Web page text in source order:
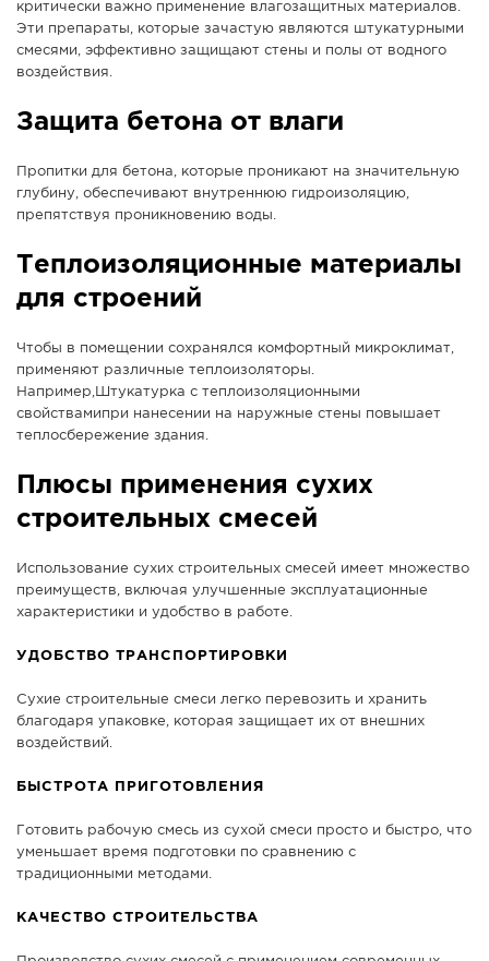
критически важно применение влагозащитных материалов.
Эти препараты, которые зачастую являются штукатурными
смесями, эффективно защищают стены и полы от водного
воздействия.
Защита бетона от влаги
Пропитки для бетона, которые проникают на значительную
глубину, обеспечивают внутреннюю гидроизоляцию,
препятствуя проникновению воды.
Теплоизоляционные материалы
для строений
Чтобы в помещении сохранялся комфортный микроклимат,
применяют различные теплоизоляторы.
Например,Штукатурка с теплоизоляционными
свойствамипри нанесении на наружные стены повышает
теплосбережение здания.
Плюсы применения сухих
строительных смесей
Использование сухих строительных смесей имеет множество
преимуществ, включая улучшенные эксплуатационные
характеристики и удобство в работе.
УДОБСТВО ТРАНСПОРТИРОВКИ
Сухие строительные смеси легко перевозить и хранить
благодаря упаковке, которая защищает их от внешних
воздействий.
БЫСТРОТА ПРИГОТОВЛЕНИЯ
Готовить рабочую смесь из сухой смеси просто и быстро, что
уменьшает время подготовки по сравнению с
традиционными методами.
КАЧЕСТВО СТРОИТЕЛЬСТВА